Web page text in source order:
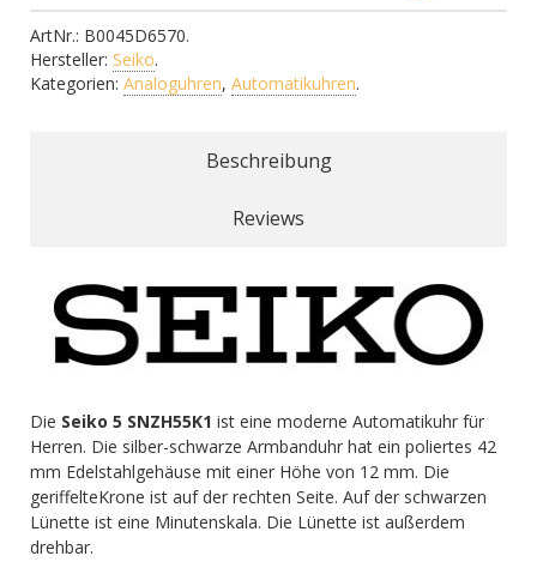
ArtNr.: B0045D6570.
Hersteller: Seiko.
Kategorien: Analoguhren, Automatikuhren.
Beschreibung
Reviews
Die Seiko 5 SNZH55K1 ist eine moderne Automatikuhr für
Herren. Die silber-schwarze Armbanduhr hat ein poliertes 42
mm Edelstahlgehäuse mit einer Höhe von 12 mm. Die
geriffelteKrone ist auf der rechten Seite. Auf der schwarzen
Lünette ist eine Minutenskala. Die Lünette ist außerdem
drehbar.